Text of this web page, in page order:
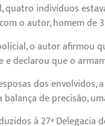
quatro indivíduos
o autor, homem de
o autor afirmou
e declarou que o
dos envolvidos,
de precisão,
à 27ª Delegacia